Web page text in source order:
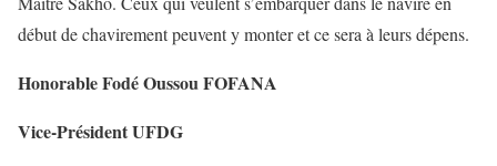
début de chavirement peuvent y monter et ce sera à leurs dépens.
Honorable Fodé Oussou FOFANA
Vice-Président UFDG